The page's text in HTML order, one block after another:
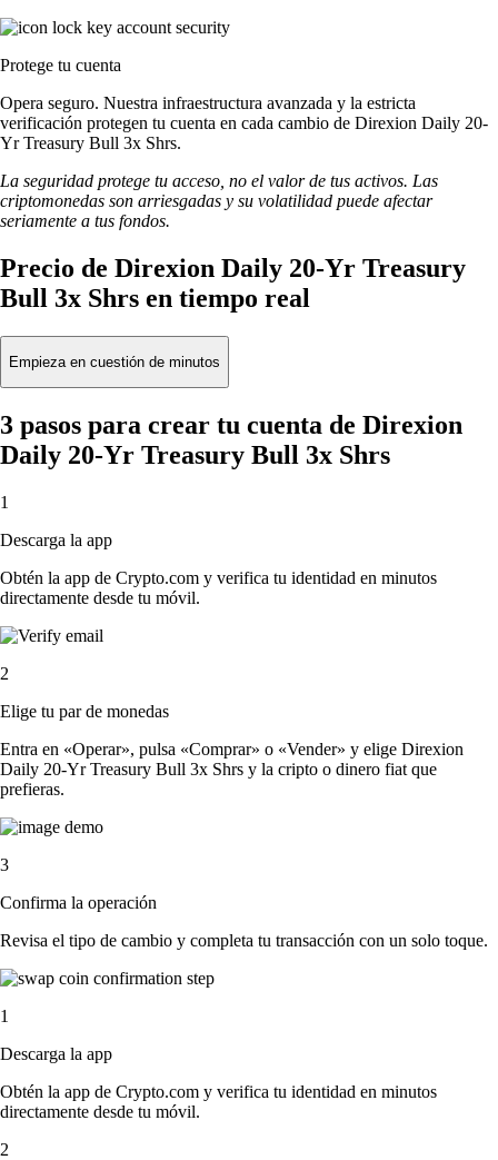
Protege tu cuenta
Opera seguro. Nuestra infraestructura avanzada y la estricta
verificación protegen tu cuenta en cada cambio de Direxion Daily 20-
Yr Treasury Bull 3x Shrs.
La seguridad protege tu acceso, no el valor de tus activos. Las
criptomonedas son arriesgadas y su volatilidad puede afectar
seriamente a tus fondos.
Precio de Direxion Daily 20-Yr Treasury
Bull 3x Shrs en tiempo real
Empieza en cuestión de minutos
3 pasos para crear tu cuenta de Direxion
Daily 20-Yr Treasury Bull 3x Shrs
1
Descarga la app
Obtén la app de Crypto.com y verifica tu identidad en minutos
directamente desde tu móvil.
2
Elige tu par de monedas
Entra en «Operar», pulsa «Comprar» o «Vender» y elige Direxion
Daily 20-Yr Treasury Bull 3x Shrs y la cripto o dinero fiat que
prefieras.
3
Confirma la operación
Revisa el tipo de cambio y completa tu transacción con un solo toque.
1
Descarga la app
Obtén la app de Crypto.com y verifica tu identidad en minutos
directamente desde tu móvil.
2